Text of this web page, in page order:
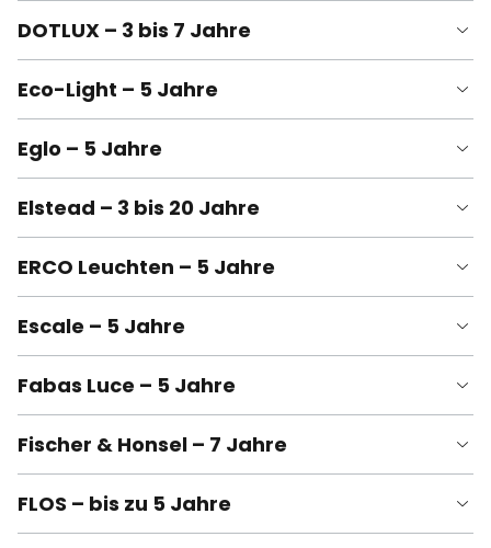
DOTLUX – 3 bis 7 Jahre
Eco-Light – 5 Jahre
Eglo – 5 Jahre
Elstead – 3 bis 20 Jahre
ERCO Leuchten – 5 Jahre
Escale – 5 Jahre
Fabas Luce – 5 Jahre
Fischer & Honsel – 7 Jahre
FLOS – bis zu 5 Jahre